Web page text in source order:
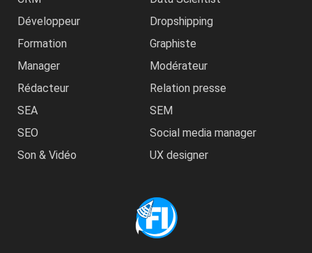
Développeur
Dropshipping
Formation
Graphiste
Manager
Modérateur
Rédacteur
Relation presse
SEA
SEM
SEO
Social media manager
Son & Vidéo
UX designer